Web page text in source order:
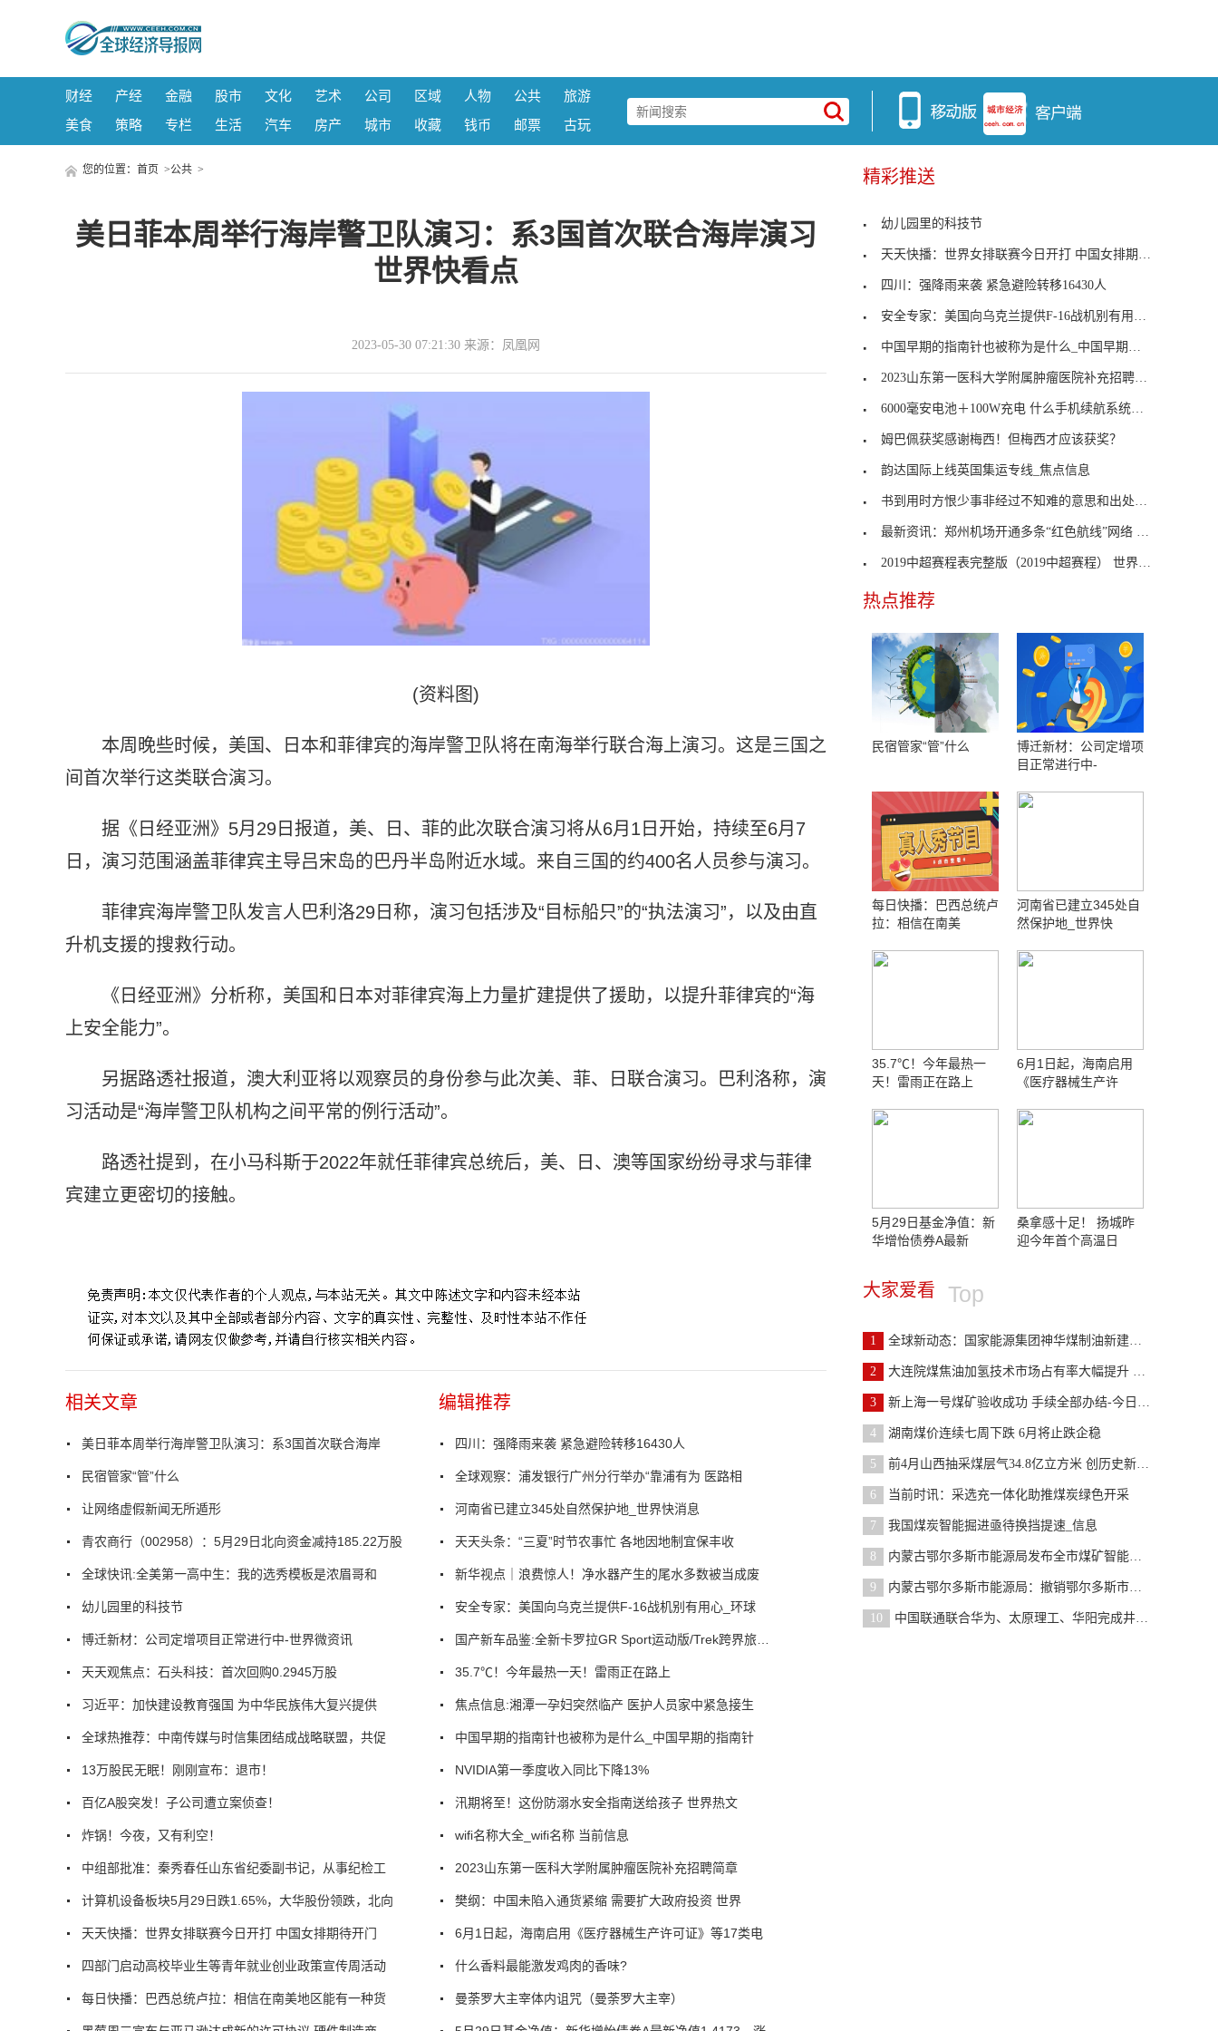
财经 产经 金融 股市 文化 艺术 公司 区域 人物 公共
旅游
美食
策略 专栏 生活 汽车 房产 城市 收藏 钱币 邮票 古玩
您的位置： 首页 >公共 >
美日菲本周举行海岸警卫队演习：系3国首次联合海岸演习
世界快看点
2023-05-30 07:21:30 来源：凤凰网
(资料图)
本周晚些时候，美国、日本和菲律宾的海岸警卫队将在南海举行联合海上演习。这是三国之
间首次举行这类联合演习。
据《日经亚洲》5月29日报道，美、日、菲的此次联合演习将从6月1日开始，持续至6月7
日，演习范围涵盖菲律宾主导吕宋岛的巴丹半岛附近水域。来自三国的约400名人员参与演习。
菲律宾海岸警卫队发言人巴利洛29日称，演习包括涉及“目标船只”的“执法演习”，以及由直
升机支援的搜救行动。
《日经亚洲》分析称，美国和日本对菲律宾海上力量扩建提供了援助，以提升菲律宾的“海
上安全能力”。
另据路透社报道，澳大利亚将以观察员的身份参与此次美、菲、日联合演习。巴利洛称，演
习活动是“海岸警卫队机构之间平常的例行活动”。
路透社提到，在小马科斯于2022年就任菲律宾总统后，美、日、澳等国家纷纷寻求与菲律
宾建立更密切的接触。
相关文章
美日菲本周举行海岸警卫队演习：系3国首次联合海岸
民宿管家“管”什么
让网络虚假新闻无所遁形
青农商行（002958）：5月29日北向资金减持185.22万股
全球快讯:全美第一高中生：我的选秀模板是浓眉哥和
幼儿园里的科技节
博迁新材：公司定增项目正常进行中-世界微资讯
天天观焦点：石头科技：首次回购0.2945万股
习近平：加快建设教育强国 为中华民族伟大复兴提供
全球热推荐：中南传媒与时信集团结成战略联盟，共促
13万股民无眠！刚刚宣布：退市！
百亿A股突发！子公司遭立案侦查！
炸锅！今夜，又有利空！
中组部批准：秦秀春任山东省纪委副书记，从事纪检工
计算机设备板块5月29日跌1.65%，大华股份领跌，北向
天天快播：世界女排联赛今日开打 中国女排期待开门
四部门启动高校毕业生等青年就业创业政策宣传周活动
每日快播：巴西总统卢拉：相信在南美地区能有一种货
编辑推荐
四川：强降雨来袭 紧急避险转移16430人
全球观察：浦发银行广州分行举办“靠浦有为 医路相
河南省已建立345处自然保护地_世界快消息
天天头条：“三夏”时节农事忙 各地因地制宜保丰收
新华视点｜浪费惊人！净水器产生的尾水多数被当成废
安全专家：美国向乌克兰提供F-16战机别有用心_环球
国产新车品鉴:全新卡罗拉GR Sport运动版/Trek跨界旅行版
35.7℃！今年最热一天！雷雨正在路上
焦点信息:湘潭一孕妇突然临产 医护人员家中紧急接生
中国早期的指南针也被称为是什么_中国早期的指南针
NVIDIA第一季度收入同比下降13%
汛期将至！这份防溺水安全指南送给孩子 世界热文
wifi名称大全_wifi名称 当前信息
2023山东第一医科大学附属肿瘤医院补充招聘简章
樊纲：中国未陷入通货紧缩 需要扩大政府投资 世界
6月1日起，海南启用《医疗器械生产许可证》等17类电
什么香料最能激发鸡肉的香味?
曼荼罗大主宰体内诅咒（曼荼罗大主宰）
精彩推送
幼儿园里的科技节
天天快播：世界女排联赛今日开打 中国女排期待开门
四川：强降雨来袭 紧急避险转移16430人
安全专家：美国向乌克兰提供F-16战机别有用心_环球
中国早期的指南针也被称为是什么_中国早期的指南针
2023山东第一医科大学附属肿瘤医院补充招聘简章
6000毫安电池＋100W充电 什么手机续航系统这么给力
姆巴佩获奖感谢梅西！但梅西才应该获奖？
韵达国际上线英国集运专线_焦点信息
书到用时方恨少事非经过不知难的意思和出处_书到用
最新资讯：郑州机场开通多条“红色航线”网络 让红
2019中超赛程表完整版（2019中超赛程） 世界观速讯
热点推荐
民宿管家“管”什么
博迁新材：公司定增项
目正常进行中-
每日快播：巴西总统卢
拉：相信在南美
河南省已建立345处自
然保护地_世界快
35.7℃！今年最热一
天！雷雨正在路上
6月1日起，海南启用
《医疗器械生产许
5月29日基金净值：新
华增怡债券A最新
桑拿感十足！ 扬城昨
迎今年首个高温日
大家爱看 Top
1 全球新动态：国家能源集团神华煤制油新建项目推进
2 大连院煤焦油加氢技术市场占有率大幅提升 天天热闻
3 新上海一号煤矿验收成功 手续全部办结-今日热闻
4 湖南煤价连续七周下跌 6月将止跌企稳
5 前4月山西抽采煤层气34.8亿立方米 创历史新高-世界
6 当前时讯：采选充一体化助推煤炭绿色开采
7 我国煤炭智能掘进亟待换挡提速_信息
8 内蒙古鄂尔多斯市能源局发布全市煤矿智能化建设有关
9 内蒙古鄂尔多斯市能源局：撤销鄂尔多斯市神伊煤炭有
10 中国联通联合华为、太原理工、华阳完成井工矿5G Re